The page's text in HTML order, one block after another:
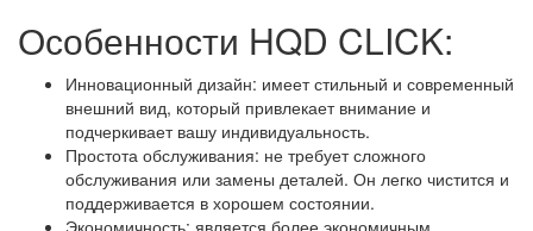
Особенности HQD CLICK:
Инновационный дизайн: имеет стильный и современный
внешний вид, который привлекает внимание и
подчеркивает вашу индивидуальность.
Простота обслуживания: не требует сложного
обслуживания или замены деталей. Он легко чистится и
поддерживается в хорошем состоянии.